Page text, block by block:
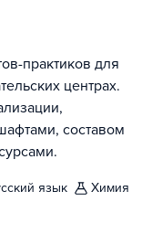
практиков для
центрах.
составом
язык
химия